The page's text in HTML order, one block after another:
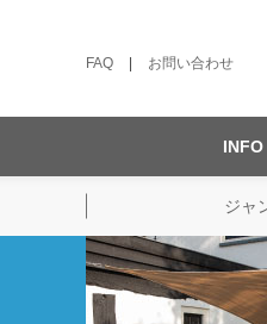
FAQ お問い合わせ
INFO
ジャ